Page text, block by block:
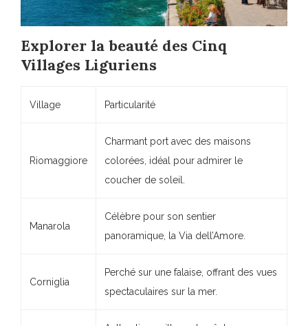
Explorer la beauté des Cinq
Villages Liguriens
Village Particularité
Riomaggiore
Charmant port avec des maisons
colorées, idéal pour admirer le
coucher de soleil.
Manarola
Célèbre pour son sentier
panoramique, la Via dell’Amore.
Corniglia
Perché sur une falaise, offrant des vues
spectaculaires sur la mer.